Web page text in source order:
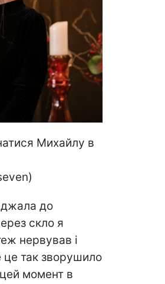
Михайлу в
до
скло я
нервував і
так зворушило
момент в